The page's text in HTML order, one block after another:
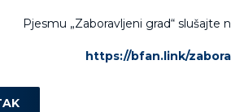
Pjesmu „Zaboravljeni grad“ slušajte
https://bfan.link/